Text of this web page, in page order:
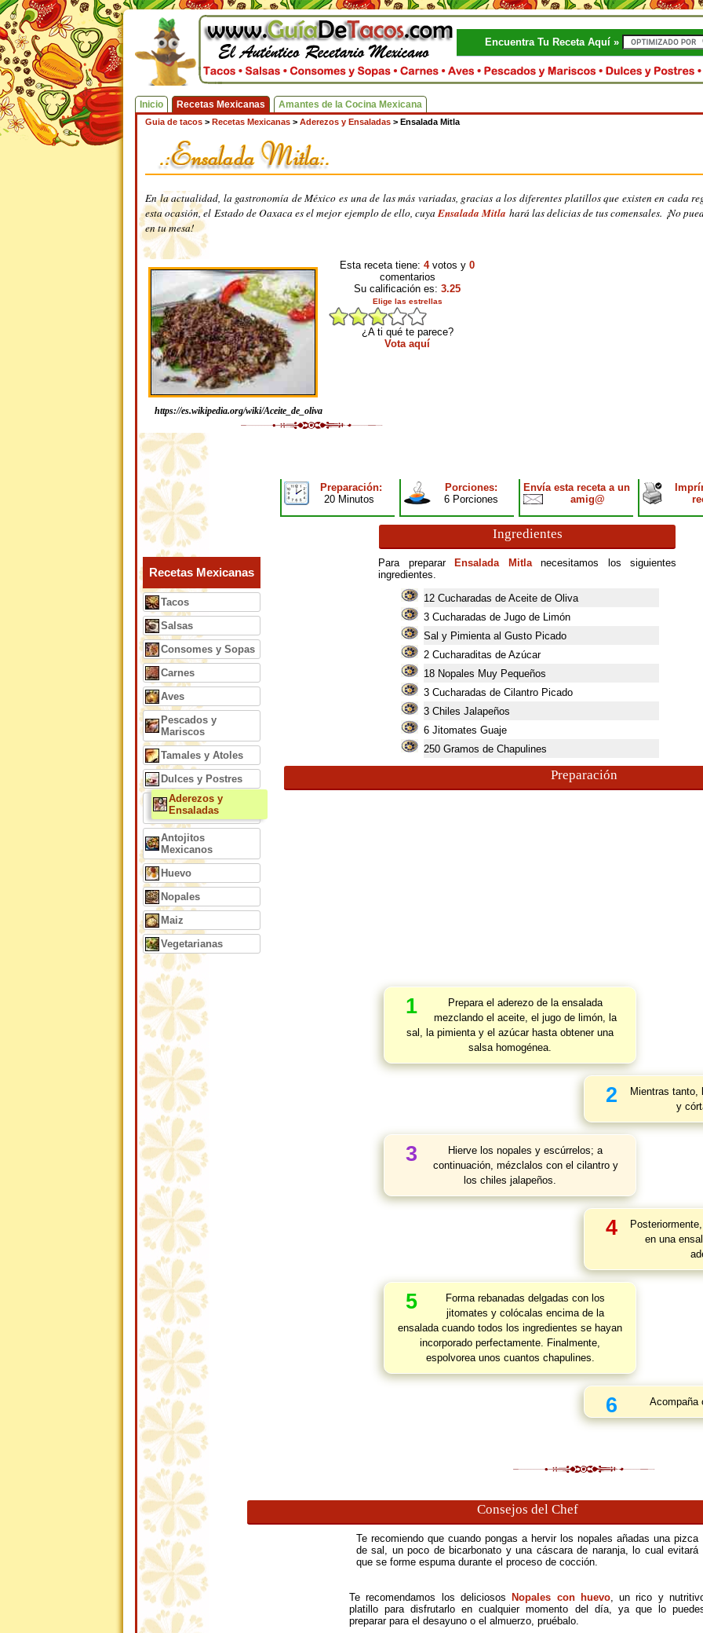
Encuentra Tu Receta Aquí »
Inicio Recetas Mexicanas Amantes de la Cocina Mexicana
Guia de tacos > Recetas Mexicanas > Aderezos y Ensaladas > Ensalada Mitla
En la actualidad, la gastronomía de México es una de las más variadas, gracias a los diferentes platillos que existen en cada
esta ocasión, el Estado de Oaxaca es el mejor ejemplo de ello, cuyaEnsalada Mitla hará las delicias de tus comensales. ¡No
en tu mesa!
https://es.wikipedia.org/wiki/Aceite_de_oliva
Esta receta tiene: 4votos y 0
comentarios
Su calificación es: 3.25
Elige las estrellas
¿A ti qué te parece?
Vota aquí
Preparación:
20 Minutos
Porciones:
6 Porciones
Envía esta receta a un
amig@
Ingredientes
Para preparar Ensalada Mitlanecesitamos los siguientes
ingredientes.
12 Cucharadas de Aceite de Oliva
3 Cucharadas de Jugo de Limón
Sal y Pimienta al Gusto Picado
2 Cucharaditas de Azúcar
18 Nopales Muy Pequeños
3 Cucharadas de Cilantro Picado
3 Chiles Jalapeños
6 Jitomates Guaje
250 Gramos de Chapulines
Preparación
1
Prepara el aderezo de la ensalada
mezclando el aceite, el jugo de limón, la
sal, la pimienta y el azúcar hasta obtener una
salsa homogénea.
2
Mientras tanto,
y
3
Hierve los nopales y escúrrelos; a
continuación, mézclalos con el cilantro y
los chiles jalapeños.
4
en una
5
Forma rebanadas delgadas con los
jitomates y colócalas encima de la
ensalada cuando todos los ingredientes se hayan
incorporado perfectamente. Finalmente,
espolvorea unos cuantos chapulines.
6 Acompaña
Recetas Mexicanas
Tacos
Salsas
Consomes y Sopas
Carnes
Aves
Pescados y
Mariscos
Tamales y Atoles
Dulces y Postres
Aderezos y
Ensaladas
Antojitos
Mexicanos
Huevo
Nopales
Maiz
Vegetarianas
Consejos del Chef
Te recomiendo que cuando pongas a hervir los nopales añadas una pizca
de sal, un poco de bicarbonato y una cáscara de naranja, lo cual evitará
que se forme espuma durante el proceso de cocción.
Te recomendamos los deliciosos Nopales con huevo, un rico y
platillo para disfrutarlo en cualquier momento del día, ya que lo
preparar para el desayuno o el almuerzo, pruébalo.